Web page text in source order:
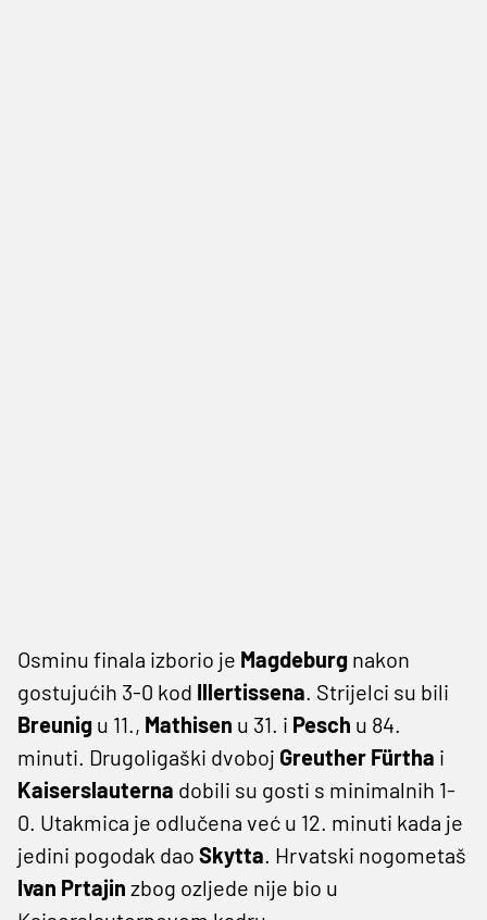
Osminu finala izborio je Magdeburg nakon
gostujućih 3-0 kod Illertissena. Strijelci su bili
Breunig u 11., Mathisen u 31. i Pesch u 84.
minuti. Drugoligaški dvoboj Greuther Fürtha i
Kaiserslauterna dobili su gosti s minimalnih 1-
0. Utakmica je odlučena već u 12. minuti kada je
jedini pogodak dao Skytta. Hrvatski nogometaš
Ivan Prtajin zbog ozljede nije bio u